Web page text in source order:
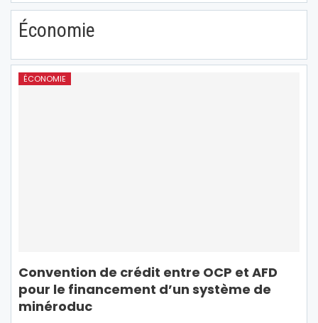
Économie
ÉCONOMIE
Convention de crédit entre OCP et AFD
pour le financement d’un système de
minéroduc